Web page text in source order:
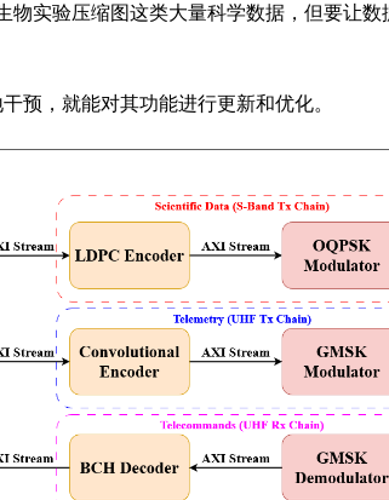
物实验压缩图这类大量科学数据，但要让
预，就能对其功能进行更新和优化。